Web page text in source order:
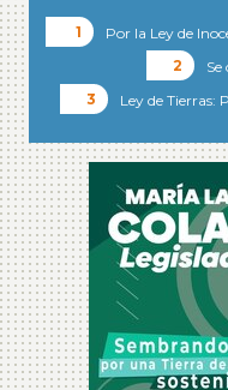
Por la Ley de
Ley de Tierras: